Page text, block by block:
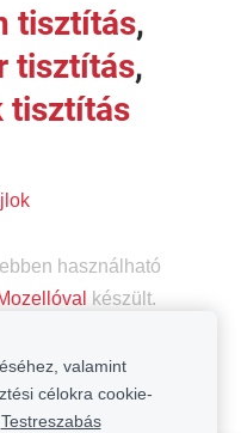
tisztítás,
tisztítás,
tisztítás
használható
készült.
valamint
célokra cookie-
Testreszabás